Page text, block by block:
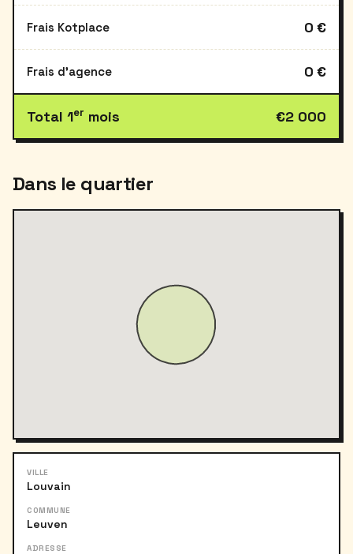
Frais Kotplace 0 €
Frais d'agence 0 €
Total 1er mois €2 000
Dans le quartier
VILLE
Louvain
COMMUNE
Leuven
ADRESSE